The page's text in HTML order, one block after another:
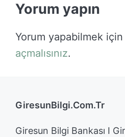
Yorum yapın
Yorum yapabilmek için
açmalısınız.
GiresunBilgi.Com.Tr
Giresun Bilgi Bankası I